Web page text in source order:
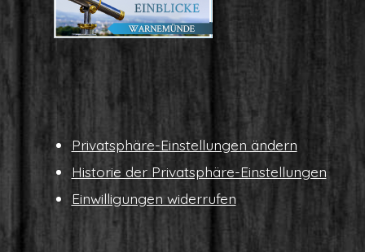
Pri­vat­sphä­re-Ein­stel­lun­gen ändern
His­to­rie der Privatsphäre-Einstellungen
Ein­wil­li­gun­gen widerrufen